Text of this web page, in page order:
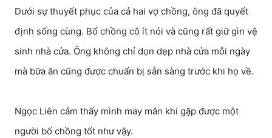
Dưới sự thuyết phục của cả hai vợ chồng, ông đã quyết
định sống cùng. Bố chồng cô ít nói và cũng rất giữ gìn vệ
sinh nhà cửa. Ông không chỉ dọn dẹp nhà cửa mỗi ngày
mà bữa ăn cũng được chuẩn bị sẵn sàng trước khi họ về.
Ngọc Liên cảm thấy mình may mắn khi gặp được một
người bố chồng tốt như vậy.